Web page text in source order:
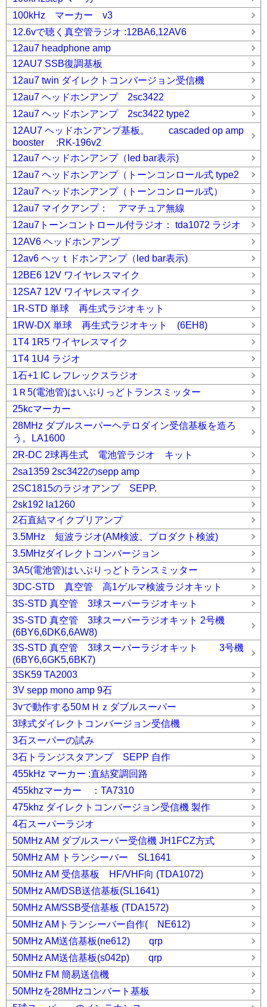
100kHz マーカー v3
12.6vで聴く真空管ラジオ :12BA6,12AV6
12au7 headphone amp
12AU7 SSB復調基板
12au7 twin ダイレクトコンバージョン受信機
12au7 ヘッドホンアンプ 2sc3422
12au7 ヘッドホンアンプ 2sc3422 type2
12AU7 ヘッドホンアンプ基板。 cascaded op amp
booster :RK-196v2
12au7 ヘッドホンアンプ（led bar表示)
12au7 ヘッドホンアンプ（トーンコンロール式 type2
12au7 ヘッドホンアンプ（トーンコンロール式）
12au7 マイクアンプ： アマチュア無線
12au7トーンコントロール付ラジオ： tda1072 ラジオ
12AV6 ヘッドホンアンプ
12av6 ヘッｔドホンアンプ（led bar表示)
12BE6 12V ワイヤレスマイク
12SA7 12V ワイヤレスマイク
1R-STD 単球 再生式ラジオキット
1RW-DX 単球 再生式ラジオキット (6EH8)
1T4 1R5 ワイヤレスマイク
1T4 1U4 ラジオ
1石+1 IC レフレックスラジオ
1Ｒ5(電池管)はいぶりっどトランスミッター
25kcマーカー
28MHz ダブルスーパーヘテロダイン受信基板を造ろ
う。LA1600
2R-DC 2球再生式 電池管ラジオ キット
2sa1359 2sc3422のsepp amp
2SC1815のラジオアンプ SEPP.
2sk192 la1260
2石直結マイクプリアンプ
3.5MHz 短波ラジオ(AM検波、プロダクト検波)
3.5MHzダイレクトコンバージョン
3A5(電池管)はいぶりっどトランスミッター
3DC-STD 真空管 高1ゲルマ検波ラジオキット
3S-STD 真空管 3球スーパーラジオキット
3S-STD 真空管 3球スーパーラジオキット 2号機
(6BY6,6DK6,6AW8)
3S-STD 真空管 3球スーパーラジオキット 3号機
(6BY6,6GK5,6BK7)
3SK59 TA2003
3V sepp mono amp 9石
3vで動作する50ＭＨｚダブルスーパー
3球式ダイレクトコンバージョン受信機
3石スーパーの試み
3石トランジスタアンプ SEPP 自作
455kHz マーカー :直結変調回路
455khzマーカー ：TA7310
475khz ダイレクトコンバージョン受信機 製作
4石スーパーラジオ
50MHz AM ダブルスーパー受信機 JH1FCZ方式
50MHz AM トランシーバー SL1641
50MHz AM 受信基板 HF/VHF向 (TDA1072)
50MHz AM/DSB送信基板(SL1641)
50MHz AM/SSB受信基板 (TDA1572)
50MHz AMトランシーバー自作( NE612)
50MHz AM送信基板(ne612) qrp
50MHz AM送信基板(s042p) qrp
50MHz FM 簡易送信機
50MHzを28MHzコンバート基板